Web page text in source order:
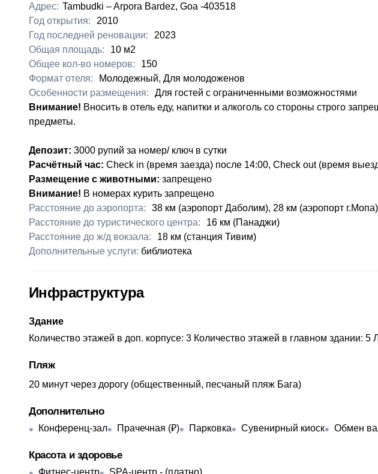
Адрес: Tambudki – Arpora Bardez, Goa -403518
Год открытия:
2010
Год последней реновации:
2023
Общая площадь:
10 м2
Общее кол-во номеров:
150
Формат отеля:
Молодежный, Для молодоженов
Особенности размещения:
Для гостей с ограниченными возможностями
Внимание! Вносить в отель еду, напитки и алкоголь со стороны строго
предметы.
Депозит: 3000 рупий за номер/ ключ в сутки
Расчётный час: Check in (время заезда) после 14:00, Check out (время
Размещение с животными: запрещено
Внимание! В номерах курить запрещено
Расстояние до аэропорта:
​38 км (аэропорт Даболим), 28 км (аэропорт г.Мопа)
Расстояние до туристического центра:
​16 км (Панаджи)
Расстояние до ж/д вокзала:
​18 км (станция Тивим)
Дополнительные услуги: ​библиотека
Инфраструктура
Здание
Количество этажей в доп. корпусе: 3 Количество этажей в главном здании: 5
Пляж
​20 минут через дорогу (общественный, песчаный пляж Бага)
Дополнительно
Конференц-зал Прачечная (₽) Парковка Сувенирный киоск Обмен
Красота и здоровье
Фитнес-центр SPA-центр - ​(платно)